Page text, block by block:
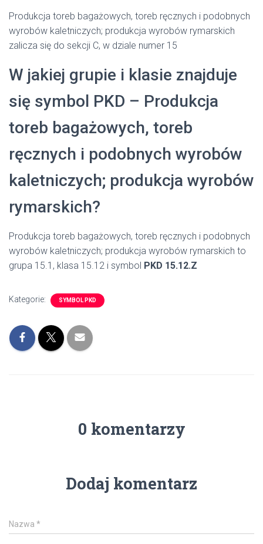
Produkcja toreb bagażowych, toreb ręcznych i podobnych
wyrobów kaletniczych; produkcja wyrobów rymarskich
zalicza się do sekcji C, w dziale numer 15
W jakiej grupie i klasie znajduje
się symbol PKD – Produkcja
toreb bagażowych, toreb
ręcznych i podobnych wyrobów
kaletniczych; produkcja wyrobów
rymarskich?
Produkcja toreb bagażowych, toreb ręcznych i podobnych
wyrobów kaletniczych; produkcja wyrobów rymarskich to
grupa 15.1, klasa 15.12 i symbol PKD 15.12.Z
Kategorie: SYMBOL PKD
0 komentarzy
Dodaj komentarz
Nazwa *